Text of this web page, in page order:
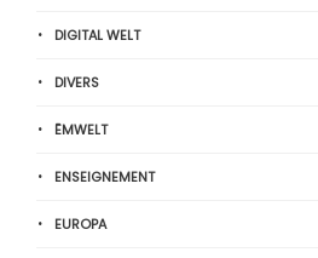
DIGITAL WELT
DIVERS
ËMWELT
ENSEIGNEMENT
EUROPA